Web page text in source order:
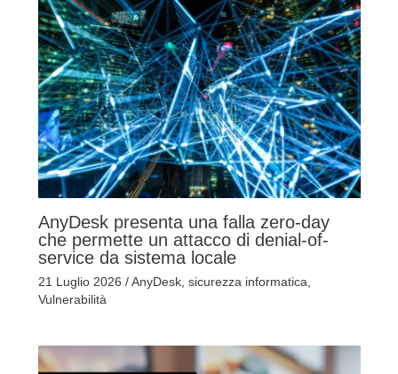
AnyDesk presenta una falla zero-day
che permette un attacco di denial-of-
service da sistema locale
21 Luglio 2026 /AnyDesk, sicurezza informatica
Vulnerabilità